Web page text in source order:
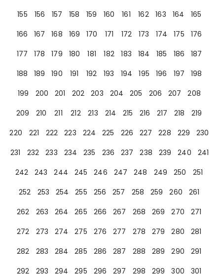
155
156 157 158 159 160 161 162 163 164
165
166
167 168 169 170 171 172 173 174 175
176
177
178 179 180 181 182 183 184 185 186
187
188
189 190 191 192 193 194 195 196 197
198
199
200 201 202 203 204 205 206 207
208
209
210 211 212 213 214 215 216 217 218
219
220
221 222 223 224 225 226 227 228 229
230
231
232 233 234 235 236 237 238 239 240
241
242
243 244 245 246 247 248 249 250
251
252
253 254 255 256 257 258 259 260
261
262
263 264 265 266 267 268 269 270
271
272
273 274 275 276 277 278 279 280
281
282
283 284 285 286 287 288 289 290
291
292
293 294 295 296 297 298 299 300 301